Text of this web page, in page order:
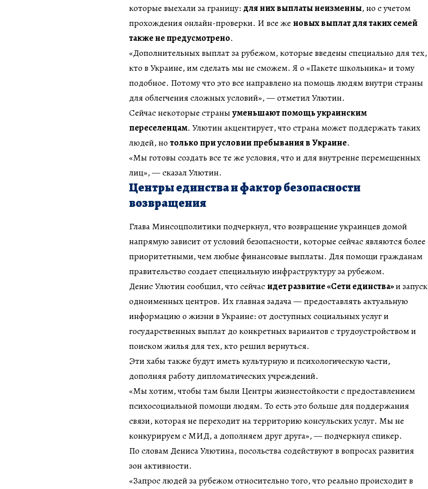
которые выехали за границу: для них выплаты неизменны, но с учетом
прохождения онлайн-проверки. И все же новых выплат для таких семей
также не предусмотрено.
«Дополнительных выплат за рубежом, которые введены специально для тех,
кто в Украине, им сделать мы не сможем. Я о «Пакете школьника» и тому
подобное. Потому что это все направлено на помощь людям внутри страны
для облегчения сложных условий», — отметил Улютин.
Сейчас некоторые страны уменьшают помощь украинским
переселенцам. Улютин акцентирует, что страна может поддержать таких
людей, но только при условии пребывания в Украине.
«Мы готовы создать все те же условия, что и для внутренне перемещенных
лиц», — сказал Улютин.
Центры единства и фактор безопасности
возвращения
Глава Минсоцполитики подчеркнул, что возвращение украинцев домой
напрямую зависит от условий безопасности, которые сейчас являются более
приоритетными, чем любые финансовые выплаты. Для помощи гражданам
правительство создает специальную инфраструктуру за рубежом.
Денис Улютин сообщил, что сейчас идет развитие «Сети единства»и запуск
одноименных центров. Их главная задача — предоставлять актуальную
информацию о жизни в Украине: от доступных социальных услуг и
государственных выплат до конкретных вариантов с трудоустройством и
поиском жилья для тех, кто решил вернуться.
Эти хабы также будут иметь культурную и психологическую части,
дополняя работу дипломатических учреждений.
«Мы хотим, чтобы там были Центры жизнестойкости с предоставлением
психосоциальной помощи людям. То есть это больше для поддержания
связи, которая не переходит на территорию консульских услуг. Мы не
конкурируем с МИД, а дополняем друг друга», — подчеркнул спикер.
По словам Дениса Улютина, посольства содействуют в вопросах развития
зон активности.
«Запрос людей за рубежом относительно того, что реально происходит в